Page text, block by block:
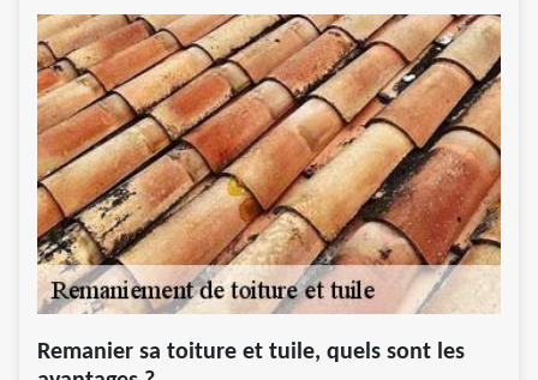
Remanier sa toiture et tuile, quels sont les